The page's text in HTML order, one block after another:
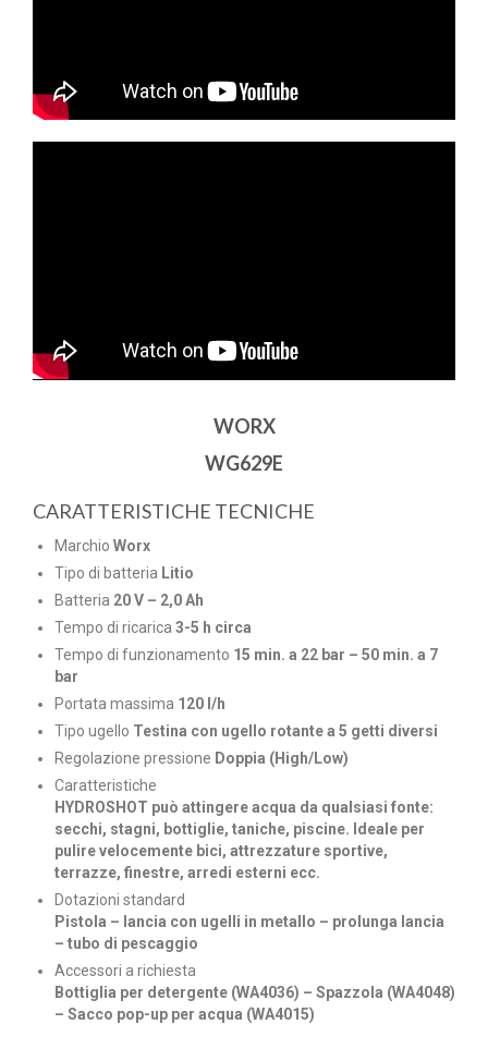
WORX
WG629E
CARATTERISTICHE TECNICHE
Marchio Worx
Tipo di batteria Litio
Batteria 20 V – 2,0 Ah
Tempo di ricarica 3-5 h circa
Tempo di funzionamento 15 min. a 22 bar – 50 min. a 7
bar
Portata massima 120 l/h
Tipo ugello Testina con ugello rotante a 5 getti diversi
Regolazione pressione Doppia (High/Low)
Caratteristiche
HYDROSHOT può attingere acqua da qualsiasi fonte:
secchi, stagni, bottiglie, taniche, piscine. Ideale per
pulire velocemente bici, attrezzature sportive,
terrazze, finestre, arredi esterni ecc.
Dotazioni standard
Pistola – lancia con ugelli in metallo – prolunga lancia
– tubo di pescaggio
Accessori a richiesta
Bottiglia per detergente (WA4036) – Spazzola (WA4048)
– Sacco pop-up per acqua (WA4015)